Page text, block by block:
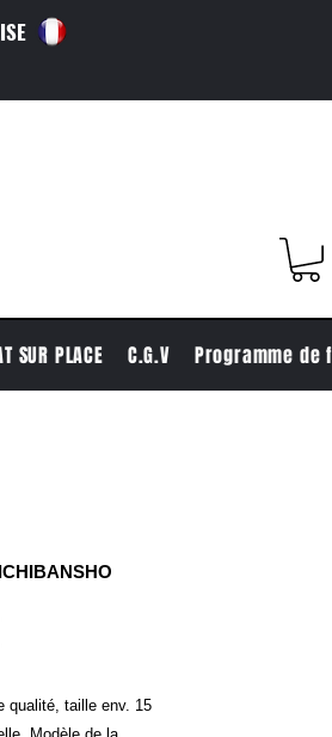
SUR PLACE C.G.V Programme de
qualité, taille env. 15